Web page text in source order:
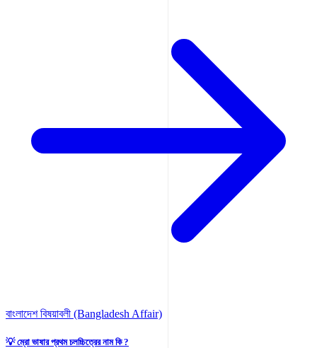
বাংলাদেশ বিষয়াবলী (Bangladesh Affair)
💡 ম্রো ভাষার প্রথম চলচ্চিত্রের নাম কি ?